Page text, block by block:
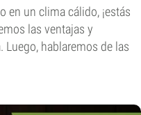
en un clima cálido, ¡estás
las ventajas y
hablaremos de las